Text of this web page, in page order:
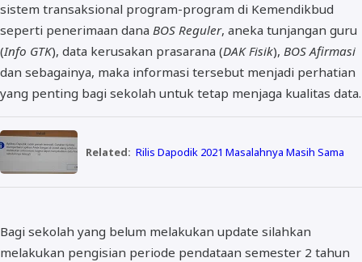
sistem transaksional program-program di Kemendikbud
seperti penerimaan dana BOS Reguler, aneka tunjangan guru
(Info GTK), data kerusakan prasarana (DAK Fisik), BOS Afirmasi
dan sebagainya, maka informasi tersebut menjadi perhatian
yang penting bagi sekolah untuk tetap menjaga kualitas data.
Related: Rilis Dapodik 2021 Masalahnya Masih Sama
Bagi sekolah yang belum melakukan update silahkan
melakukan pengisian periode pendataan semester 2 tahun